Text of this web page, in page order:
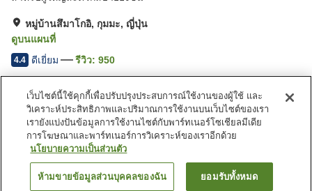
หมู่บ้านสึมาโกอิ, กุมมะ, ญี่ปุ่น
ดูบนแผนที่
4.4 ดีเยี่ยม รีวิว: 950
สิ่งอำนวยความสะดวกในที่พัก
Wi-Fi
ร้านค้า
ห้องตากอุปกรณ์สกี
ที่จอดรถ (ฟรี)
หน้าแรก ญี่ปุ่น กุมมะ
หมู่บ้านสึมาโกอิ
Manza Onsen Manza Hotel Jurakuค้นหาห้องพัก
เว็บไซต์นี้ใช้คุกกี้เพื่อปรับปรุงประสบการณ์ใช้งานของผู้ใช้ และ
วิเคราะห์ประสิทธิภาพและปริมาณการใช้งานบนเว็บไซต์ของเรา
เรายังแบ่งปันข้อมูลการใช้งานไซต์กับพาร์ทเนอร์โซเชียลมีเดีย
การโฆษณาและพาร์ทเนอร์การวิเคราะห์ของเราอีกด้วย
นโยบายความเป็นส่วนตัว
ห้ามขายข้อมูลส่วนบุคคลของฉัน ยอมรับทั้งหมด